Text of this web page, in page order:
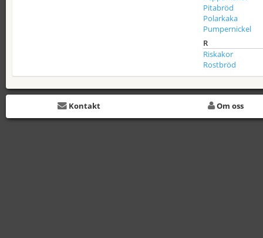
Pitabröd
Polarkaka
Pumpernickel
R
Riskakor
Rostbröd
Kontakt Om oss